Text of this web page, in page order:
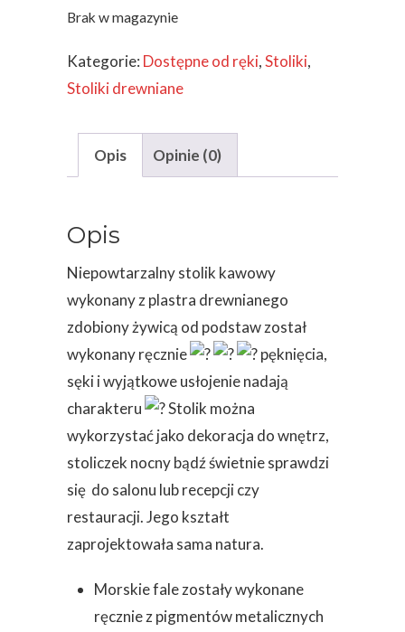
Brak w magazynie
Kategorie: Dostępne od ręki,Stoliki,
Stoliki drewniane
Opis Opinie (0)
Opis
Niepowtarzalny stolik kawowy
wykonany z plastra drewnianego
zdobiony żywicą od podstaw został
wykonany ręcznie
pęknięcia,
sęki i wyjątkowe usłojenie nadają
charakteru
Stolik można
wykorzystać jako dekoracja do wnętrz,
stoliczek nocny bądź świetnie sprawdzi
się do salonu lub recepcji czy
restauracji. Jego kształt
zaprojektowała sama natura.
Morskie fale zostały wykonane
ręcznie z pigmentów metalicznych